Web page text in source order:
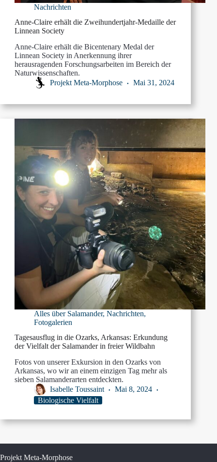
Nachrichten
Anne-Claire erhält die Zweihundertjahr-Medaille der
Linnean Society
Anne-Claire erhält die Bicentenary Medal der
Linnean Society in Anerkennung ihrer
herausragenden Forschungsarbeiten im Bereich der
Naturwissenschaften.
Projekt Meta-Morphose
Mai 31, 2024
Alles über Salamander, Nachrichten,
Fotogalerien
Tagesausflug in die Ozarks, Arkansas: Erkundung
der Vielfalt der Salamander in freier Wildbahn
Fotos von unserer Exkursion in den Ozarks von
Arkansas, wo wir an einem einzigen Tag mehr als
sieben Salamanderarten entdeckten.
Isabelle Toussaint
Mai 8, 2024
Biologische Vielfalt
Projekt Meta-Morphose